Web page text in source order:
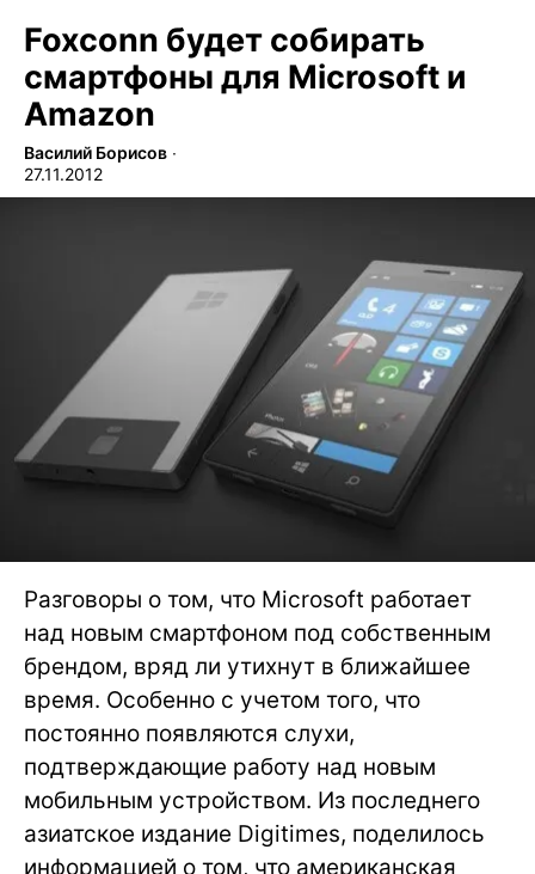
Foxconn будет собирать
смартфоны для Microsoft и
Amazon
Василий Борисов ∙
27.11.2012
Разговоры о том, что Microsoft работает
над новым смартфоном под собственным
брендом, вряд ли утихнут в ближайшее
время. Особенно с учетом того, что
постоянно появляются слухи,
подтверждающие работу над новым
мобильным устройством. Из последнего
азиатское издание Digitimes, поделилось
информацией о том, что американская